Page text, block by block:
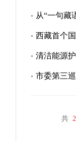
从“一句藏
西藏首个
清洁能源
市委第三
共